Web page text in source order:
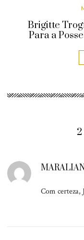
Brigitte
Para a
Com certeza,